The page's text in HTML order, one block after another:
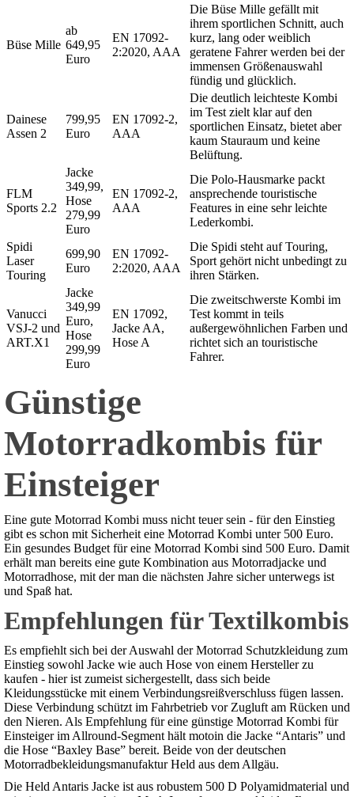
Büse Mille
ab
649,95
Euro
EN 17092-
2:2020, AAA
Die Büse Mille gefällt mit
ihrem sportlichen Schnitt, auch
kurz, lang oder weiblich
geratene Fahrer werden bei der
immensen Größenauswahl
fündig und glücklich.
Dainese
Assen 2
799,95
Euro
EN 17092-2,
AAA
Die deutlich leichteste Kombi
im Test zielt klar auf den
sportlichen Einsatz, bietet aber
kaum Stauraum und keine
Belüftung.
FLM
Sports 2.2
Jacke
349,99,
Hose
279,99
Euro
EN 17092-2,
AAA
Die Polo-Hausmarke packt
ansprechende touristische
Features in eine sehr leichte
Lederkombi.
Spidi
Laser
Touring
699,90
Euro
EN 17092-
2:2020, AAA
Die Spidi steht auf Touring,
Sport gehört nicht unbedingt zu
ihren Stärken.
Vanucci
VSJ-2 und
ART.X1
Jacke
349,99
Euro,
Hose
299,99
Euro
EN 17092,
Jacke AA,
Hose A
Die zweitschwerste Kombi im
Test kommt in teils
außergewöhnlichen Farben und
richtet sich an touristische
Fahrer.
Günstige
Motorradkombis für
Einsteiger
Eine gute Motorrad Kombi muss nicht teuer sein - für den Einstieg
gibt es schon mit Sicherheit eine Motorrad Kombi unter 500 Euro.
Ein gesundes Budget für eine Motorrad Kombi sind 500 Euro. Damit
erhält man bereits eine gute Kombination aus Motorradjacke und
Motorradhose, mit der man die nächsten Jahre sicher unterwegs ist
und Spaß hat.
Empfehlungen für Textilkombis
Es empfiehlt sich bei der Auswahl der Motorrad Schutzkleidung zum
Einstieg sowohl Jacke wie auch Hose von einem Hersteller zu
kaufen - hier ist zumeist sichergestellt, dass sich beide
Kleidungsstücke mit einem Verbindungsreißverschluss fügen lassen.
Diese Verbindung schützt im Fahrbetrieb vor Zugluft am Rücken und
den Nieren. Als Empfehlung für eine günstige Motorrad Kombi für
Einsteiger im Allround-Segment hält motoin die Jacke “Antaris” und
die Hose “Baxley Base” bereit. Beide von der deutschen
Motorradbekleidungsmanufaktur Held aus dem Allgäu.
Die Held Antaris Jacke ist aus robustem 500 D Polyamidmaterial und